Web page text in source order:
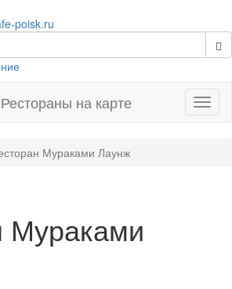
poisk.ru
Рестораны на карте
Мураками Лаунж
Мураками